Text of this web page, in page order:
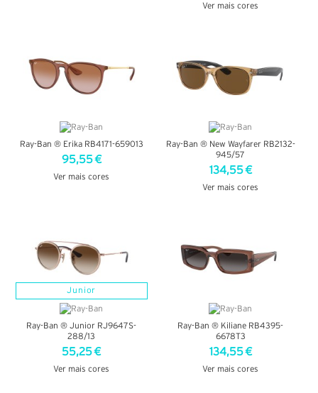
Ver mais cores
Ray-Ban ® Erika RB4171-659013
95,55 €
Ver mais cores
Ray-Ban ® New Wayfarer RB2132-
945/57
134,55 €
Ver mais cores
Junior
Ray-Ban ® Junior RJ9647S-
288/13
55,25 €
Ver mais cores
Ray-Ban ® Kiliane RB4395-
6678T3
134,55 €
Ver mais cores